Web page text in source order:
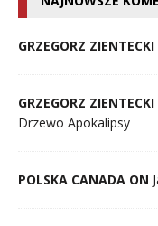
GRZEGORZ
GRZEGORZ
Drzewo Apokalipsy
POLSKA CANADA ON